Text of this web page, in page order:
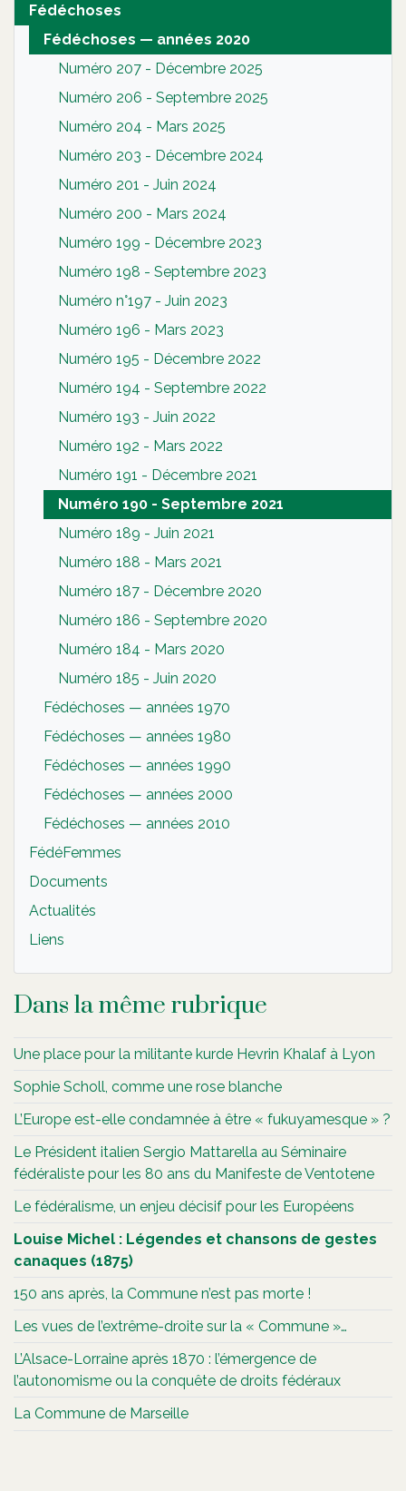
Fédéchoses
Fédéchoses — années 2020
Numéro 207 - Décembre 2025
Numéro 206 - Septembre 2025
Numéro 204 - Mars 2025
Numéro 203 - Décembre 2024
Numéro 201 - Juin 2024
Numéro 200 - Mars 2024
Numéro 199 - Décembre 2023
Numéro 198 - Septembre 2023
Numéro n°197 - Juin 2023
Numéro 196 - Mars 2023
Numéro 195 - Décembre 2022
Numéro 194 - Septembre 2022
Numéro 193 - Juin 2022
Numéro 192 - Mars 2022
Numéro 191 - Décembre 2021
Numéro 190 - Septembre 2021
Numéro 189 - Juin 2021
Numéro 188 - Mars 2021
Numéro 187 - Décembre 2020
Numéro 186 - Septembre 2020
Numéro 184 - Mars 2020
Numéro 185 - Juin 2020
Fédéchoses — années 1970
Fédéchoses — années 1980
Fédéchoses — années 1990
Fédéchoses — années 2000
Fédéchoses — années 2010
FédéFemmes
Documents
Actualités
Liens
Dans la même rubrique
Une place pour la militante kurde Hevrin Khalaf à Lyon
Sophie Scholl, comme une rose blanche
L’Europe est-elle condamnée à être « fukuyamesque » ?
Le Président italien Sergio Mattarella au Séminaire
fédéraliste pour les 80 ans du Manifeste de Ventotene
Le fédéralisme, un enjeu décisif pour les Européens
Louise Michel : Légendes et chansons de gestes
canaques (1875)
150 ans après, la Commune n’est pas morte !
Les vues de l’extrême-droite sur la « Commune »…
L’Alsace-Lorraine après 1870 : l’émergence de
l’autonomisme ou la conquête de droits fédéraux
La Commune de Marseille